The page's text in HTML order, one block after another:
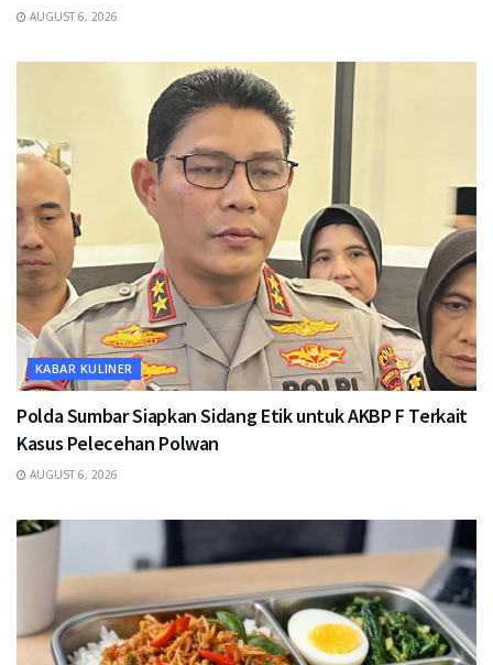
AUGUST 6, 2026
KABAR KULINER
Polda Sumbar Siapkan Sidang Etik untuk AKBP F Terkait
Kasus Pelecehan Polwan
AUGUST 6, 2026